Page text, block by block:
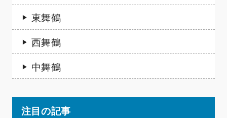
東舞鶴
西舞鶴
中舞鶴
注目の記事